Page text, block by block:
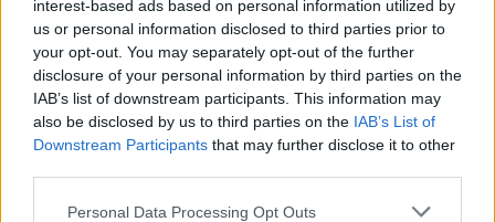
interest-based ads based on personal information utilized by
us or personal information disclosed to third parties prior to
your opt-out. You may separately opt-out of the further
disclosure of your personal information by third parties on the
IAB’s list of downstream participants. This information may
also be disclosed by us to third parties on the IAB’s List of
Downstream Participants that may further disclose it to other
Please note that this website/app uses one or more Google
Personal Data Processing Opt Outs
Facebookon is!
Követem
REGGELI #RTL #SZUJÓ ZOLTÁN